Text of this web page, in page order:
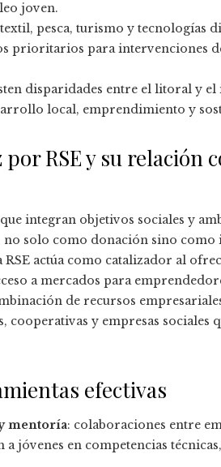
joven.
pesca, turismo y tecnologías
prioritarios para intervenciones
disparidades entre el litoral y
local, emprendimiento y
por RSE y su
integran objetivos sociales y
no solo como donación sino
RSE actúa como catalizador al
a mercados para
de recursos
cooperativas y empresas sociales
efectivas
mentoría: colaboraciones entre
jóvenes en competencias